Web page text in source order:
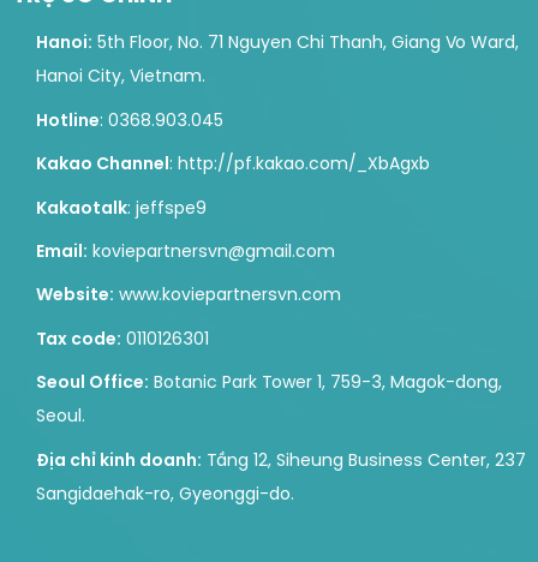
Hanoi: 5th Floor, No. 71 Nguyen Chi Thanh, Giang Vo Ward,
Hanoi City, Vietnam.
Hotline: 0368.903.045
Kakao Channel: http://pf.kakao.com/_XbAgxb
Kakaotalk: jeffspe9
Email: koviepartnersvn@gmail.com
Website: www.koviepartnersvn.com
Tax code: 0110126301
Seoul Office: Botanic Park Tower 1, 759-3, Magok-dong,
Seoul.
Địa chỉ kinh doanh: Tầng 12, Siheung Business Center, 237
Sangidaehak-ro, Gyeonggi-do.